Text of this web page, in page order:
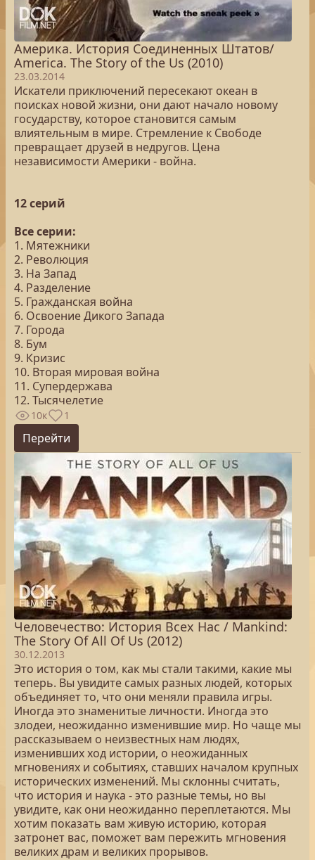
Америка. История Соединенных Штатов/
America. The Story of the Us (2010)
23.03.2014
Искатели приключений пересекают океан в
поисках новой жизни, они дают начало новому
государству, которое становится самым
влиятельным в мире. Стремление к Свободе
превращает друзей в недругов. Цена
независимости Америки - война.
12 серий
Все серии:
1. Мятежники
2. Революция
3. На Запад
4. Разделение
5. Гражданская война
6. Освоение Дикого Запада
7. Города
8. Бум
9. Кризис
10. Вторая мировая война
11. Супердержава
12. Тысячелетие
10к 1
Перейти
Человечество: История Всех Нас / Mankind:
The Story Of All Of Us (2012)
30.12.2013
Это история о том, как мы стали такими, какие мы
теперь. Вы увидите самых разных людей, которых
объединяет то, что они меняли правила игры.
Иногда это знаменитые личности. Иногда это
злодеи, неожиданно изменившие мир. Но чаще мы
рассказываем о неизвестных нам людях,
изменивших ход истории, о неожиданных
мгновениях и событиях, ставших началом крупных
исторических изменений. Мы склонны считать,
что история и наука - это разные темы, но вы
увидите, как они неожиданно переплетаются. Мы
хотим показать вам живую историю, которая
затронет вас, поможет вам пережить мгновения
великих драм и великих прорывов.